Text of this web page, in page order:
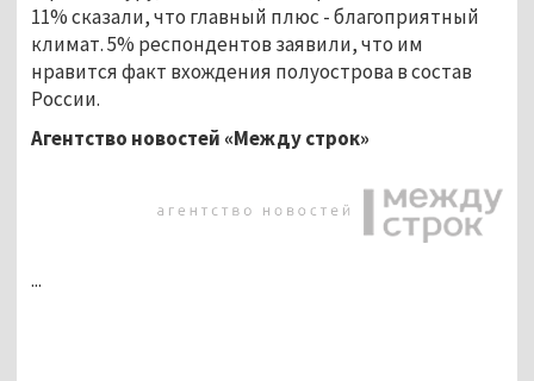
11% сказали, что главный плюс - благоприятный
климат. 5% респондентов заявили, что им
нравится факт вхождения полуострова в состав
России.
Агентство новостей «Между строк»
...